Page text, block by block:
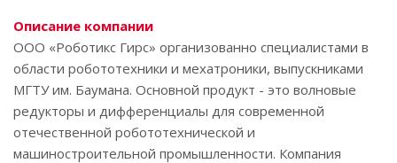
Описание компании
ООО «Роботикс Гирс» организованно специалистами в
области робототехники и мехатроники, выпускниками
МГТУ им. Баумана. Основной продукт - это волновые
редукторы и дифференциалы для современной
отечественной робототехнической и
машиностроительной промышленности. Компания